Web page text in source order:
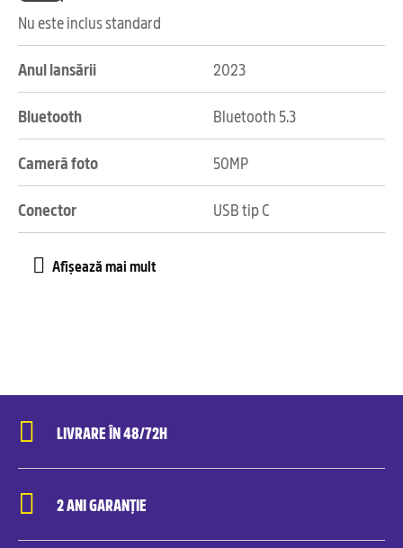
Nu este inclus standard
Anul lansării 2023
Bluetooth Bluetooth 5.3
Cameră foto 50MP
Conector USB tip C
LIVRARE ÎN 48/72H
2 ANI GARANȚIE